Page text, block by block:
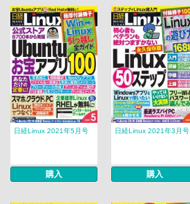
日経Linux 2021年5月号
購入
日経Linux 2021年3月号
購入